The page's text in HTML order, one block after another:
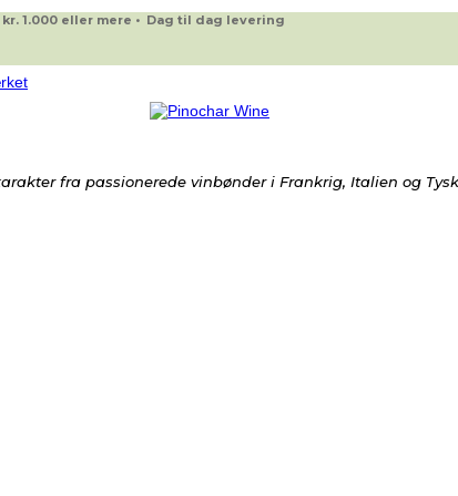
1.000 eller mere • Dag til dag levering
fra passionerede vinbønder i Frankrig, Italien og